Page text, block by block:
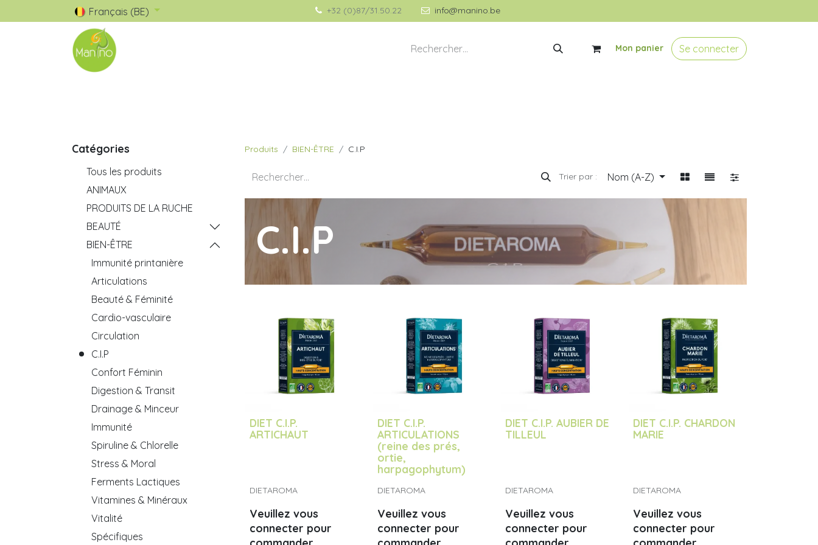
Français (BE) +32 (0)87/31.50.22 info@manino.be
Mon panier Se connecter
Catégories
Tous les produits
ANIMAUX
PRODUITS DE LA RUCHE
BEAUTÉ
BIEN-ÊTRE
Immunité printanière
Articulations
Beauté & Féminité
Cardio-vasculaire
Circulation
C.I.P
Confort Féminin
Digestion & Transit
Drainage & Minceur
Immunité
Spiruline & Chlorelle
Stress & Moral
Ferments Lactiques
Vitamines & Minéraux
Vitalité
Spécifiques
Produits BIEN-ÊTRE C.I.P
Trier par : Nom (A-Z)
C.I.P
DIET C.I.P.
ARTICHAUT
DIETAROMA
Veuillez vous
connecter pour
DIET C.I.P.
ARTICULATIONS
(reine des prés,
ortie,
harpagophytum)
DIETAROMA
Veuillez vous
connecter pour
DIET C.I.P. AUBIER DE
TILLEUL
DIETAROMA
Veuillez vous
connecter pour
DIET C.I.P. CHARDON
MARIE
DIETAROMA
Veuillez vous
connecter pour